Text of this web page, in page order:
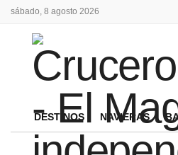
sábado, 8 agosto 2026
DESTINOS NAVIERAS